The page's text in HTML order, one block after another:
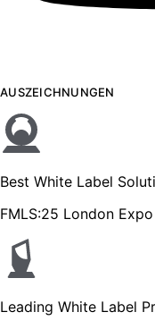
AUSZEICHNUNGEN
Best White Label
FMLS:25 London Expo
Leading White Label